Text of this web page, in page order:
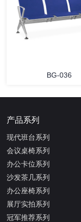
BG-036
产品系列
现代班台系列
会议桌椅系列
办公卡位系列
沙发茶几系列
办公座椅系列
展厅实拍系列
冠军推荐系列